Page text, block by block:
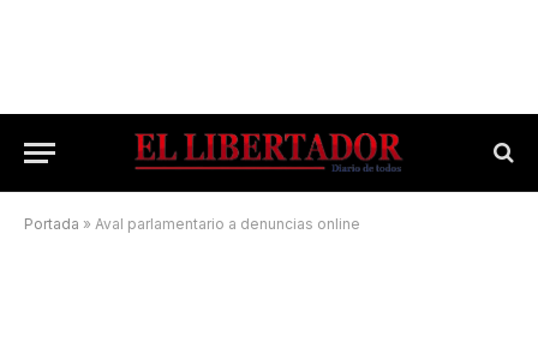
Portada » Aval parlamentario a denuncias online